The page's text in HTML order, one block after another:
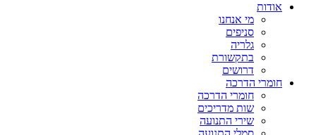
אודות
מי אנחנו
סניפים
גלריה
בתקשורת
דרושים
חומרי הדרכה
חומרי הדרכה
שות מדריכים
שירי התנועה